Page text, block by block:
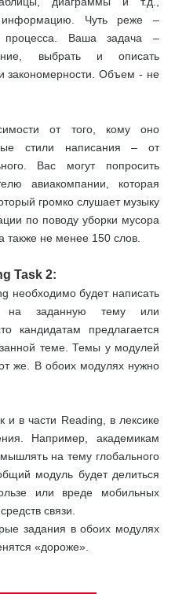
информацию. Чуть реже –
процесса. Ваша задача –
выбрать и описать
закономерности. Объем - не
от того, кому оно
стили написания – от
Вас могут попросить
авиакомпании, которая
громко слушает музыку
по поводу уборки мусора
не менее 150 слов.
Task 2:
необходимо будет написать
на заданную тему или
кандидатам предлагается
теме. Темы у модулей
же. В обоих модулях нужно
в части Reading, в лексике
Например, академикам
на тему глобального
модуль будет делиться
или вреде мобильных
связи.
задания в обоих модулях
«дороже».